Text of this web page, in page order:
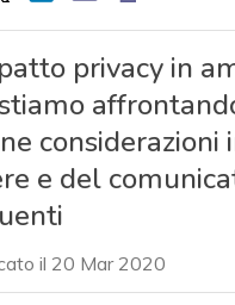
privacy in
e del
il 20 Mar 2020